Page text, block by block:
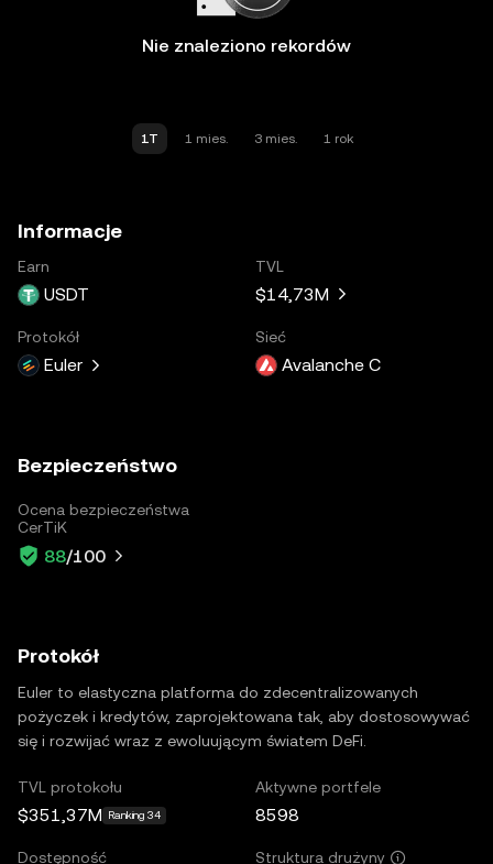
Nie znaleziono rekordów
1T 1 mies. 3 mies. 1 rok
Informacje
Earn
USDT
TVL
$14,73M
Protokół
Euler
Sieć
Avalanche C
Bezpieczeństwo
Ocena bezpieczeństwa
CerTiK
88/100
Protokół
Euler to elastyczna platforma do zdecentralizowanych
pożyczek i kredytów, zaprojektowana tak, aby dostosowywać
się i rozwijać wraz z ewoluującym światem DeFi.
TVL protokołu
$351,37M Ranking 34
Aktywne portfele
8598
Dostępność Struktura drużyny